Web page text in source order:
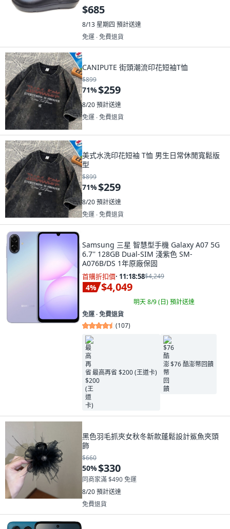
$685
8/13 星期四 預計送達
免運 ∙ 免費退貨
CANIPUTE 街頭潮流印花短袖T恤
$899
71%$259
8/20預計送達
免運 ∙ 免費退貨
美式水洗印花短袖 T恤 男生日常休閒寬鬆版
型
$899
71%$259
8/20預計送達
免運 ∙ 免費退貨
Samsung 三星 智慧型手機 Galaxy A07 5G
6.7'' 128GB Dual-SIM 淺紫色 SM-
A076B/DS 1年原廠保固
首購折扣價· 11:18:57$4,249
4% $4,049
明天 8/9 (日)預計送達
免運 ∙ 免費退貨
(107)
最高再省 $200 (王道卡)
$76 酷澎幣回饋
黑色羽毛抓夾女秋冬新款蓬鬆設計鯊魚夾頭
飾
$660
50%$330
同商家滿 $490 免運
8/20預計送達
免費退貨